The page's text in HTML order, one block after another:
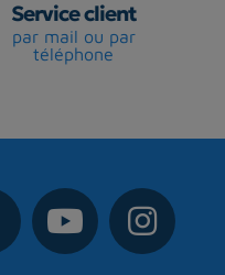
Service client
par mail ou par
téléphone